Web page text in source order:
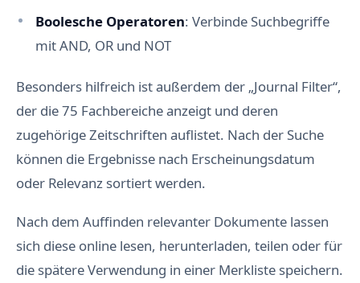
Boolesche Operatoren: Verbinde Suchbegriffe
mit AND, OR und NOT
Besonders hilfreich ist außerdem der „Journal Filter“,
der die 75 Fachbereiche anzeigt und deren
zugehörige Zeitschriften auflistet. Nach der Suche
können die Ergebnisse nach Erscheinungsdatum
oder Relevanz sortiert werden.
Nach dem Auffinden relevanter Dokumente lassen
sich diese online lesen, herunterladen, teilen oder für
die spätere Verwendung in einer Merkliste speichern.